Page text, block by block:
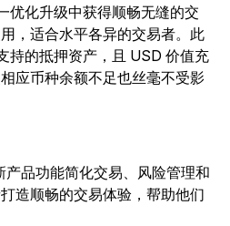
优化升级中获得顺畅无缝的交
，适合水平各异的交易者。此
持的抵押资产，且 USD 价值充
应币种余额不足也丝毫不受影
品功能简化交易、风险管理和
造顺畅的交易体验，帮助他们